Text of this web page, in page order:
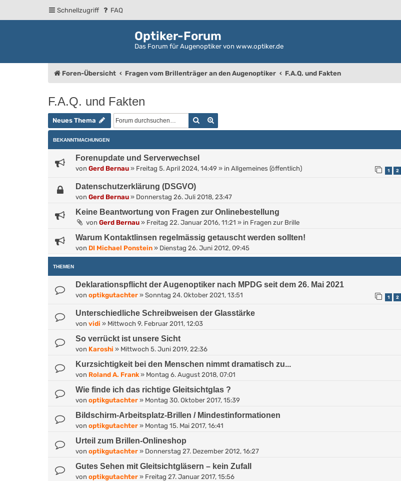
Schnellzugriff FAQ
Optiker-Forum
Das Forum für Augenoptiker von www.optiker.de
Foren-Übersicht Fragen vom Brillenträger an den Augenoptiker F.A.Q. und Fakten
F.A.Q. und Fakten
Neues Thema Suche
BEKANNTMACHUNGEN
Forenupdate und Serverwechsel
von Gerd Bernau » Freitag 5. April 2024, 14:49 » in Allgemeines (öffentlich) 1 2
Datenschutzerklärung (DSGVO)
von Gerd Bernau » Donnerstag 26. Juli 2018, 23:47
Keine Beantwortung von Fragen zur Onlinebestellung
von Gerd Bernau » Freitag 22. Januar 2016, 11:21 » in Fragen zur Brille
Warum Kontaktlinsen regelmässig getauscht werden sollten!
von DI Michael Ponstein » Dienstag 26. Juni 2012, 09:45
THEMEN
Deklarationspflicht der Augenoptiker nach MPDG seit dem 26. Mai 2021
von optikgutachter » Sonntag 24. Oktober 2021, 13:51 1 2
Unterschiedliche Schreibweisen der Glasstärke
von vidi » Mittwoch 9. Februar 2011, 12:03
So verrückt ist unsere Sicht
von Karoshi » Mittwoch 5. Juni 2019, 22:36
Kurzsichtigkeit bei den Menschen nimmt dramatisch zu...
von Roland A. Frank » Montag 6. August 2018, 07:01
Wie finde ich das richtige Gleitsichtglas ?
von optikgutachter » Montag 30. Oktober 2017, 15:39
Bildschirm-Arbeitsplatz-Brillen / Mindestinformationen
von optikgutachter » Montag 15. Mai 2017, 16:41
Urteil zum Brillen-Onlineshop
von optikgutachter » Donnerstag 27. Dezember 2012, 16:27
Gutes Sehen mit Gleitsichtgläsern – kein Zufall
von optikgutachter » Freitag 27. Januar 2017, 15:56